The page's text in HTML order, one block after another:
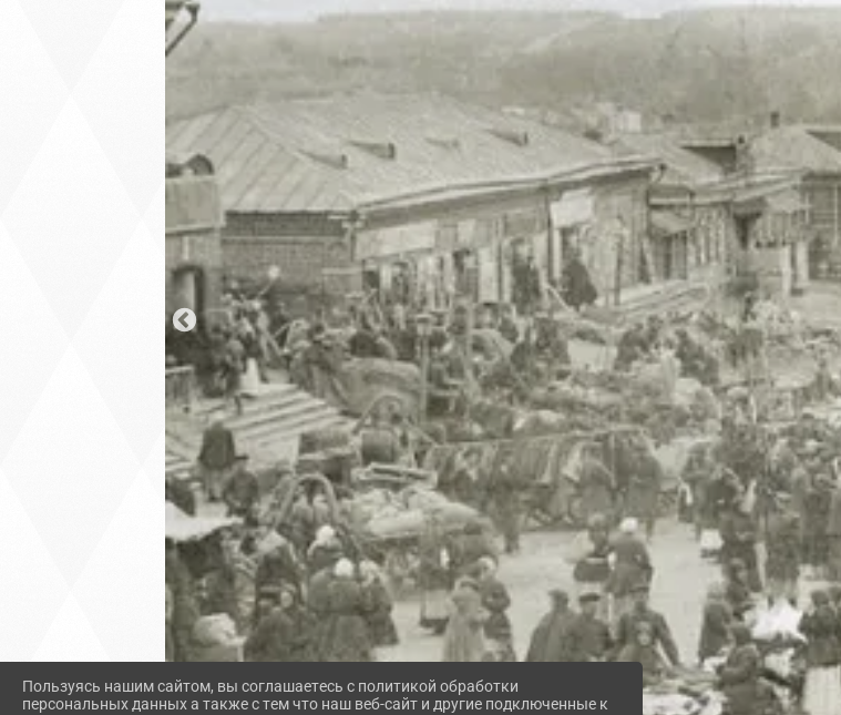
Пользуясь нашим сайтом, вы соглашаетесь с политикой обработки
персональных данных а также с тем что наш веб-сайт и другие подключенные к